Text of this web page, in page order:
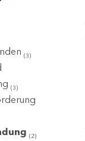
(3)
(3)
(2)